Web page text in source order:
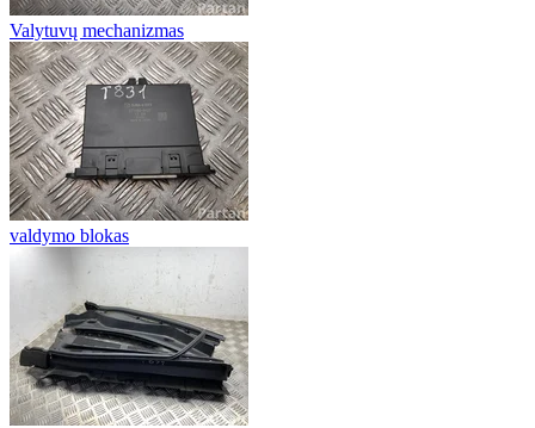
Valytuvų mechanizmas
valdymo blokas